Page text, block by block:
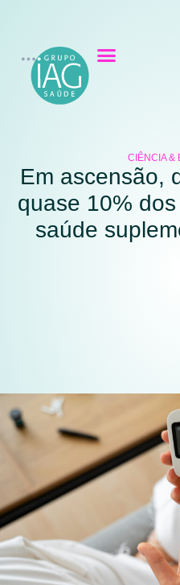
CIÊNCIA &
Em ascensão,
quase 10%
saúde